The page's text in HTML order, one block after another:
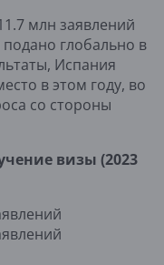
млн ​​заявлений
глобально в
Испания
в этом году, во
со стороны
визы (2023